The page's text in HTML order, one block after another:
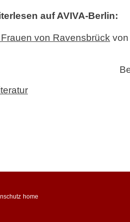
auf AVIVA-Berlin:
von Ravensbrück von
home